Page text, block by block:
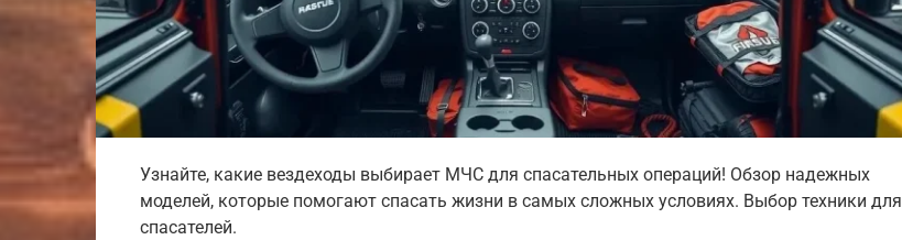
Узнайте, какие вездеходы выбирает МЧС для спасательных операций! Обзор надежных
моделей, которые помогают спасать жизни в самых сложных условиях. Выбор техники для
спасателей.